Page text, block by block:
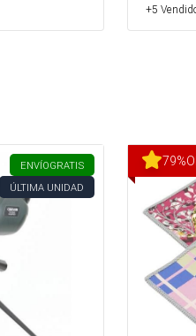
+5
ENVÍOGRATIS
ÚLTIMA UNIDAD
79%